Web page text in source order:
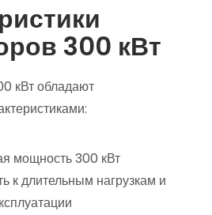
300 кВт
кВт обладают
мощность 300 кВт
к длительным нагрузкам и